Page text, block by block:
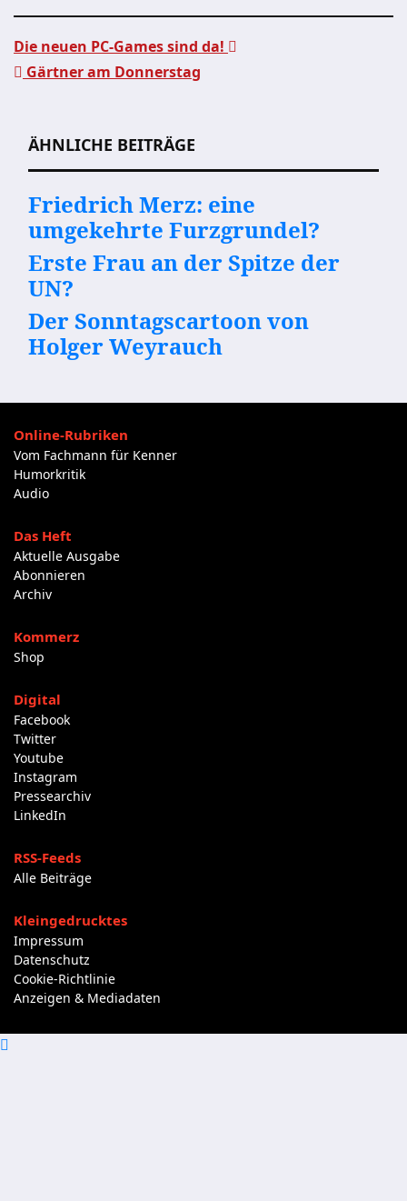
Die neuen PC-Games sind da!
Gärtner am Donnerstag
ÄHNLICHE BEITRÄGE
Friedrich Merz: eine
umgekehrte Furzgrundel?
Erste Frau an der Spitze der
UN?
Der Sonntagscartoon von
Holger Weyrauch
Online-Rubriken
Vom Fachmann für Kenner
Humorkritik
Audio
Das Heft
Aktuelle Ausgabe
Abonnieren
Archiv
Kommerz
Shop
Digital
Facebook
Twitter
Youtube
Instagram
Pressearchiv
LinkedIn
RSS-Feeds
Alle Beiträge
Kleingedrucktes
Impressum
Datenschutz
Cookie-Richtlinie
Anzeigen & Mediadaten